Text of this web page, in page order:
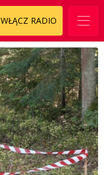
WŁĄCZ RADIO